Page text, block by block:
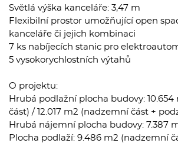
Světlá výška kanceláře: 3,47 m
Flexibilní prostor umožňující open
kanceláře či jejich kombinaci
7 ks nabíjecích stanic pro
5 vysokorychlostních výtahů
O projektu:
Hrubá podlažní plocha budovy:
část) / 12.017 m2 (nadzemní část +
Hrubá nájemní plocha budovy: 7.387
Plocha podlaží: 9.486 m2 (nadzemní